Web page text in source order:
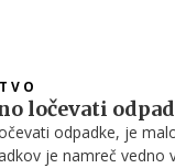
ločevati
odpadke, je
je namreč vedno